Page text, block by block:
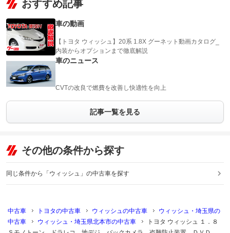
おすすめ記事
車の動画
【トヨタ ウィッシュ】20系 1.8X グーネット動画カタログ_
内装からオプションまで徹底解説
車のニュース
CVTの改良で燃費を改善し快適性を向上
記事一覧を見る
その他の条件から探す
同じ条件から「ウィッシュ」の中古車を探す
中古車 トヨタの中古車 ウィッシュの中古車
ウィッシュ・埼玉県の
中古車
ウィッシュ・埼玉県北本市の中古車
トヨタ ウィッシュ １．８